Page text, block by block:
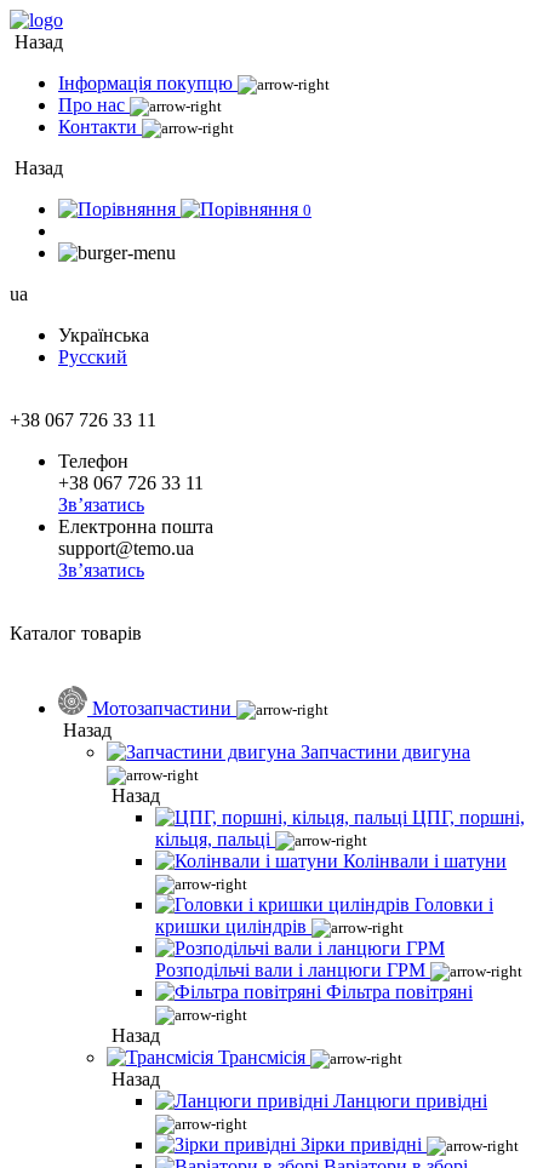
Назад
Інформація покупцю
Про нас
Контакти
Назад
0
ua
Українська
Русский
+38 067 726 33 11
Телефон
+38 067 726 33 11
Зв’язатись
Електронна пошта
support@temo.ua
Зв’язатись
Каталог товарів
Мотозапчастини
Назад
Запчастини двигуна
Назад
ЦПГ, поршні,
кільця, пальці
Колінвали і шатуни
Головки і
кришки циліндрів
Розподільчі вали і ланцюги ГРМ
Фільтра повітряні
Назад
Трансмісія
Назад
Ланцюги привідні
Зірки привідні